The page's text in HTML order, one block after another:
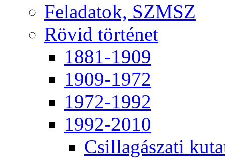
Fel­ada­tok, SZMSZ
Rö­vid tör­té­net
1881-1909
1909-1972
1972-1992
1992-2010
Csil­la­gá­sza­ti